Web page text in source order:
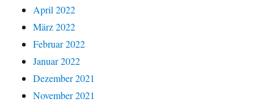
April 2022
März 2022
Februar 2022
Januar 2022
Dezember 2021
November 2021